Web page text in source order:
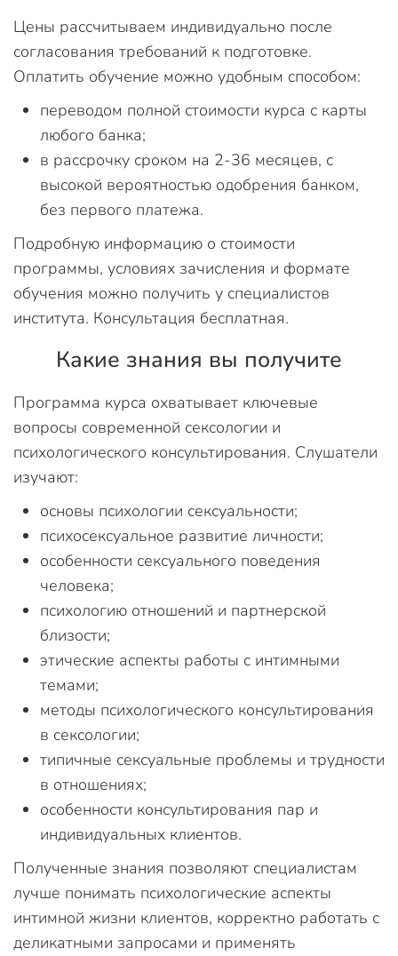
Цены рассчитываем индивидуально после
согласования требований к подготовке.
Оплатить обучение можно удобным способом:
переводом полной стоимости курса с карты
любого банка;
в рассрочку сроком на 2-36 месяцев, с
высокой вероятностью одобрения банком,
без первого платежа.
Подробную информацию о стоимости
программы, условиях зачисления и формате
обучения можно получить у специалистов
института. Консультация бесплатная.
Какие знания вы получите
Программа курса охватывает ключевые
вопросы современной сексологии и
психологического консультирования. Слушатели
изучают:
основы психологии сексуальности;
психосексуальное развитие личности;
особенности сексуального поведения
человека;
психологию отношений и партнерской
близости;
этические аспекты работы с интимными
темами;
методы психологического консультирования
в сексологии;
типичные сексуальные проблемы и трудности
в отношениях;
особенности консультирования пар и
индивидуальных клиентов.
Полученные знания позволяют специалистам
лучше понимать психологические аспекты
интимной жизни клиентов, корректно работать с
деликатными запросами и применять